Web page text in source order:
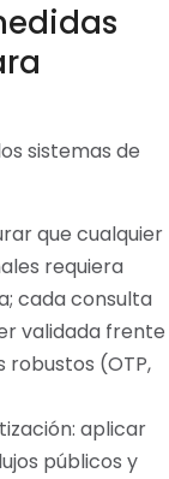
sistemas de
que cualquier
requiera
cada consulta
validada frente
(OTP,
aplicar
públicos y